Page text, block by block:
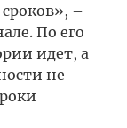
–
По его
идет, а
не